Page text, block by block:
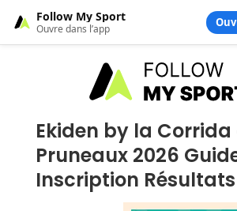
Ekiden by la Corrida
Pruneaux 2026
Inscription Résultats
Follow My Sport
Ouvre dans l’app